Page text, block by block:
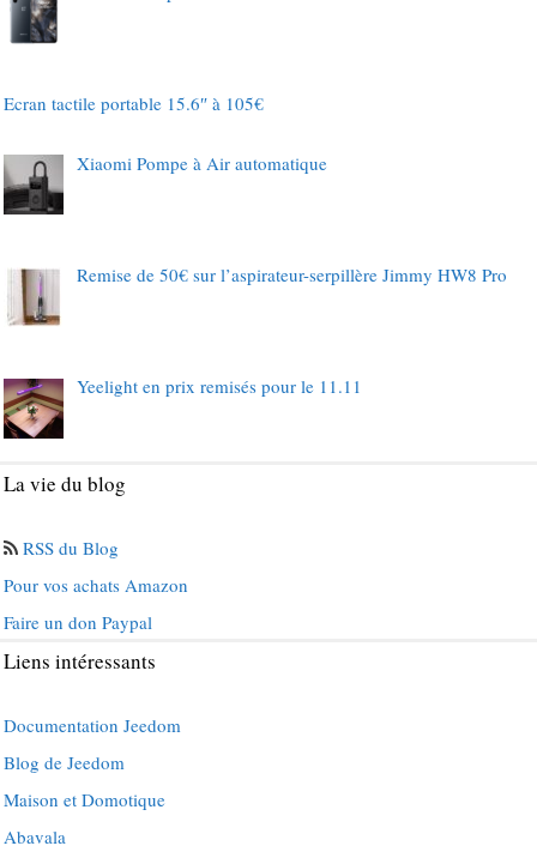
Ecran tactile portable 15.6″ à 105€
Xiaomi Pompe à Air automatique
Remise de 50€ sur l’aspirateur-serpillère Jimmy HW8 Pro
Yeelight en prix remisés pour le 11.11
La vie du blog
RSS du Blog
Pour vos achats Amazon
Faire un don Paypal
Liens intéressants
Documentation Jeedom
Blog de Jeedom
Maison et Domotique
Abavala